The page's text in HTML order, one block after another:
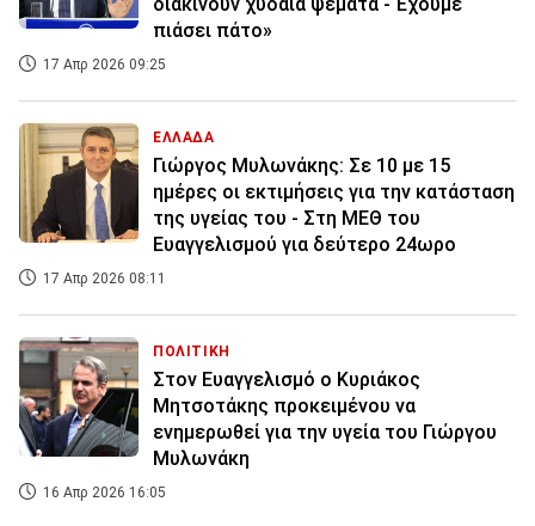
πιάσει πάτο»
17 Απρ 2026 09:25
ΕΛΛΑΔΑ
Γιώργος Μυλωνάκης: Σε 10 με 15
ημέρες οι εκτιμήσεις για την κατάσταση
της υγείας του - Στη ΜΕΘ του
Ευαγγελισμού για δεύτερο 24ωρο
17 Απρ 2026 08:11
ΠΟΛΙΤΙΚΗ
Στον Ευαγγελισμό ο Κυριάκος
Μητσοτάκης προκειμένου να
ενημερωθεί για την υγεία του Γιώργου
Μυλωνάκη
16 Απρ 2026 16:05